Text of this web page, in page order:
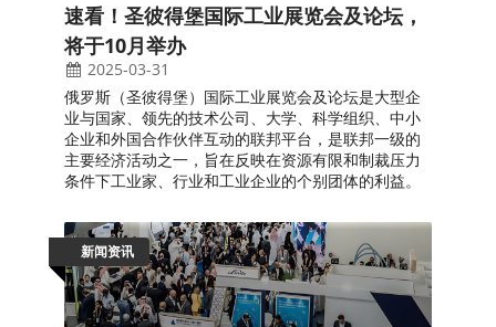
速看！圣彼得堡国际工业展览会及论坛，
将于10月举办
2025-03-31
俄罗斯（圣彼得堡）国际工业展览会及论坛是大型企
业与国家、领先的技术公司、大学、科学组织、中小
企业和外国合作伙伴互动的联邦平台，是联邦一级的
主要经济活动之一，旨在反映在资源有限和制裁压力
条件下工业家、行业和工业企业的个别团体的利益。
新闻资讯